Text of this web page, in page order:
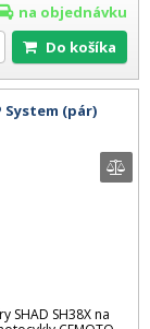
na objednávku
Do košíka
System (pár)
SHAD SH38X na